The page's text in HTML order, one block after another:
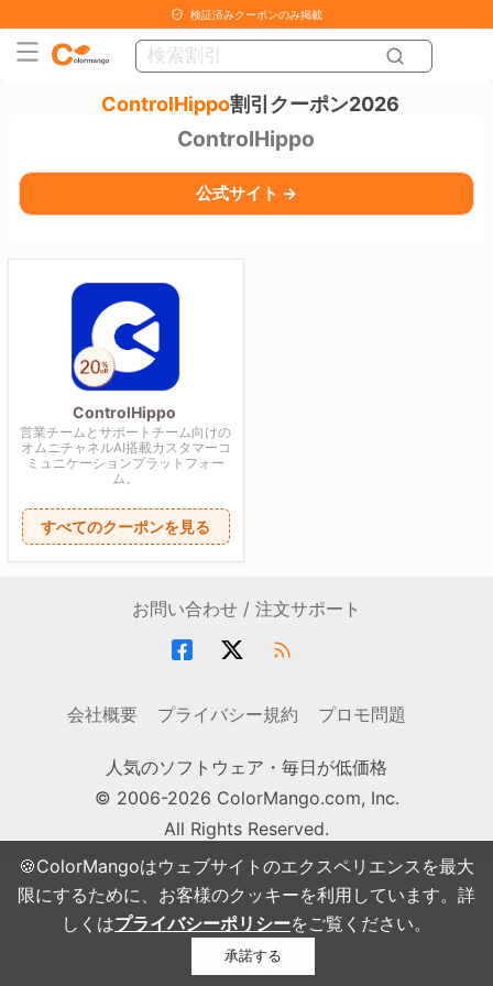
🍪ColorMangoはウェブサイトのエクスペリエンスを最大
限にするために、お客様のクッキーを利用しています。詳
しくはプライバシーポリシーをご覧ください。
承諾する
検証済みクーポンのみ掲載
ControlHippo割引クーポン2026
ControlHippo
公式サイト →
ControlHippo
営業チームとサポートチーム向けの
オムニチャネルAI搭載カスタマーコ
ミュニケーションプラットフォー
ム。
すべてのクーポンを見る
お問い合わせ / 注文サポート
会社概要 プライバシー規約 プロモ問題
人気のソフトウェア・毎日が低価格
© 2006-2026 ColorMango.com, Inc.
All Rights Reserved.